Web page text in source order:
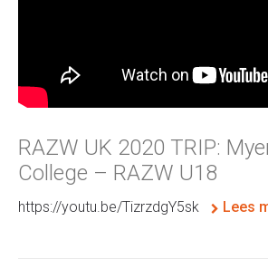
RAZW UK 2020 TRIP:
College – RAZW U18
https://youtu.be/TizrzdgY5sk Lees